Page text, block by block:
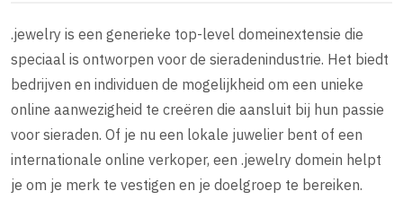
.jewelry is een generieke top-level domeinextensie die
speciaal is ontworpen voor de sieradenindustrie. Het biedt
bedrijven en individuen de mogelijkheid om een unieke
online aanwezigheid te creëren die aansluit bij hun passie
voor sieraden. Of je nu een lokale juwelier bent of een
internationale online verkoper, een .jewelry domein helpt
je om je merk te vestigen en je doelgroep te bereiken.